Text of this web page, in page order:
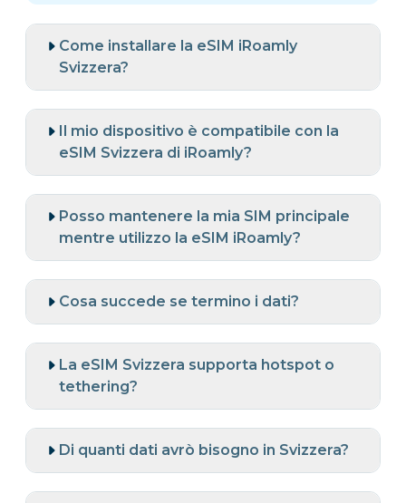
Come installare la eSIM iRoamly
Svizzera?
Il mio dispositivo è compatibile con la
eSIM Svizzera di iRoamly?
Posso mantenere la mia SIM principale
mentre utilizzo la eSIM iRoamly?
Cosa succede se termino i dati?
La eSIM Svizzera supporta hotspot o
tethering?
Di quanti dati avrò bisogno in Svizzera?